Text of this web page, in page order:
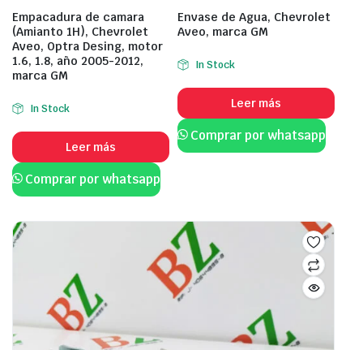
Empacadura de camara
(Amianto 1H), Chevrolet
Aveo, Optra Desing, motor
1.6, 1.8, año 2005-2012,
marca GM
In Stock
Leer más
Comprar por whatsapp
Envase de Agua, Chevrolet
Aveo, marca GM
In Stock
Leer más
Comprar por whatsapp